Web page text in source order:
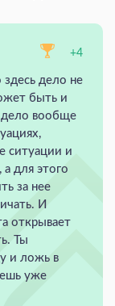
+4
дело не
быть и
дело вообще
ситуации и
а для этого
за нее
И
открывает
Ты
и ложь в
уже